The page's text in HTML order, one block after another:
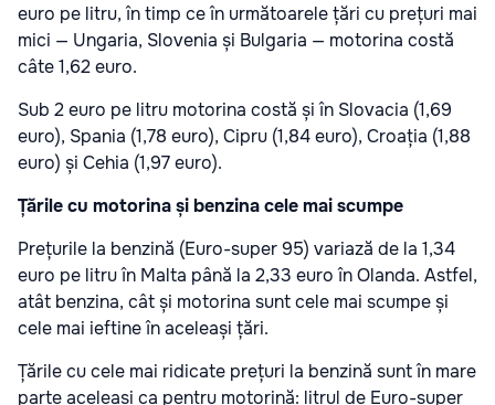
euro pe litru, în timp ce în următoarele țări cu prețuri mai
mici — Ungaria, Slovenia și Bulgaria — motorina costă
câte 1,62 euro.
Sub 2 euro pe litru motorina costă și în Slovacia (1,69
euro), Spania (1,78 euro), Cipru (1,84 euro), Croația (1,88
euro) și Cehia (1,97 euro).
Țările cu motorina și benzina cele mai scumpe
Prețurile la benzină (Euro-super 95) variază de la 1,34
euro pe litru în Malta până la 2,33 euro în Olanda. Astfel,
atât benzina, cât și motorina sunt cele mai scumpe și
cele mai ieftine în aceleași țări.
Țările cu cele mai ridicate prețuri la benzină sunt în mare
parte aceleași ca pentru motorină: litrul de Euro-super